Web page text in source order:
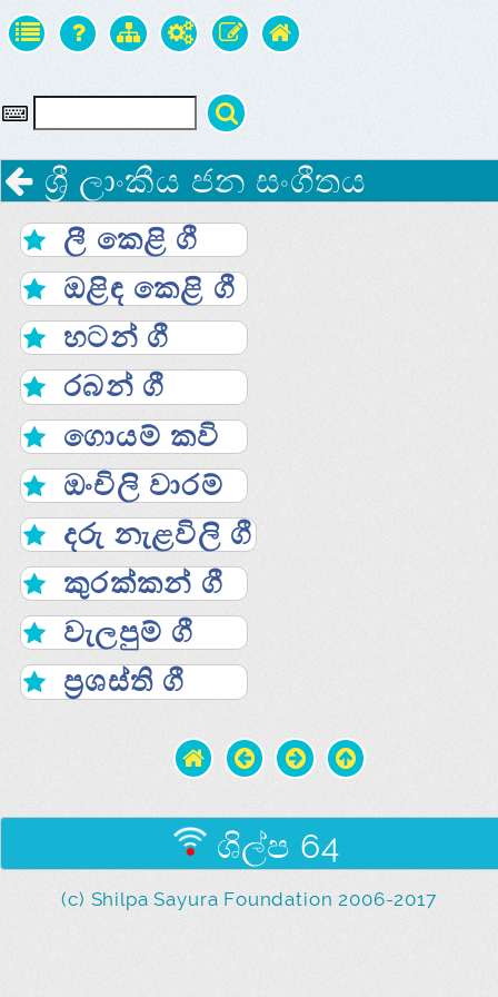
ශ්‍රී ලාංකීය ජන සංගීතය
ලී කෙළි ගී
ඔළිඳ කෙළි ගී
හටන් ගී
රබන් ගී
ගොයම් කවි
ඔංචිලි වාරම්
දරු නැළවිලි ගී
කුරක්කන් ගී
වැලපුම් ගී
ප්‍රශස්ති ගී
ශිල්ප 64
(c) Shilpa Sayura Foundation 2006-2017